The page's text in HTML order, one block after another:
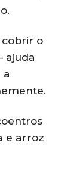
cobrir o
ajuda
a
e arroz